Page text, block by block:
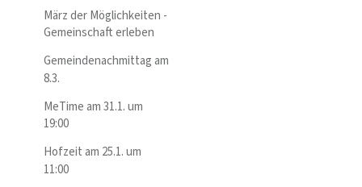
März der Möglichkeiten -
Gemeinschaft erleben
Gemeindenachmittag am
8.3.
MeTime am 31.1. um
19:00
Hofzeit am 25.1. um
11:00